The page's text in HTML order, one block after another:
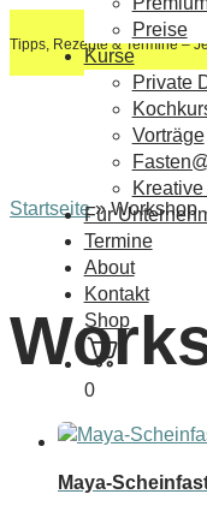
Tipps, Rezepte & Termine –
Preise
Kurse
Private
Vorträge
Für
Termine
About
Kontakt
Shop
0
Startseite»Workshop
Maya-